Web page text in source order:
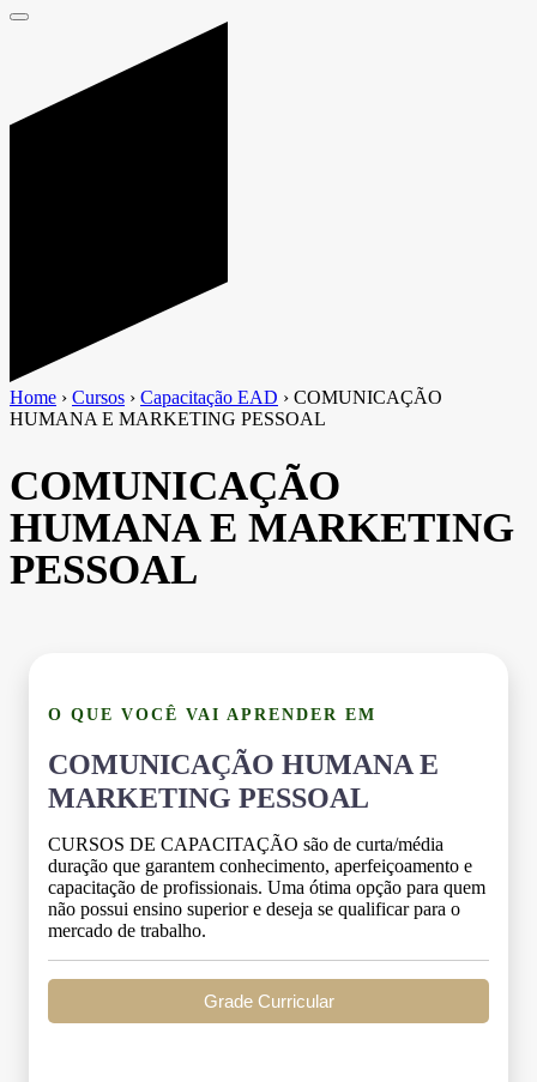
Home › Cursos › Capacitação EAD › COMUNICAÇÃO
HUMANA E MARKETING PESSOAL
COMUNICAÇÃO
HUMANA E MARKETING
PESSOAL
O QUE VOCÊ VAI APRENDER EM
COMUNICAÇÃO HUMANA E
MARKETING PESSOAL
CURSOS DE CAPACITAÇÃO são de curta/média
duração que garantem conhecimento, aperfeiçoamento e
capacitação de profissionais. Uma ótima opção para quem
não possui ensino superior e deseja se qualificar para o
mercado de trabalho.
Grade Curricular